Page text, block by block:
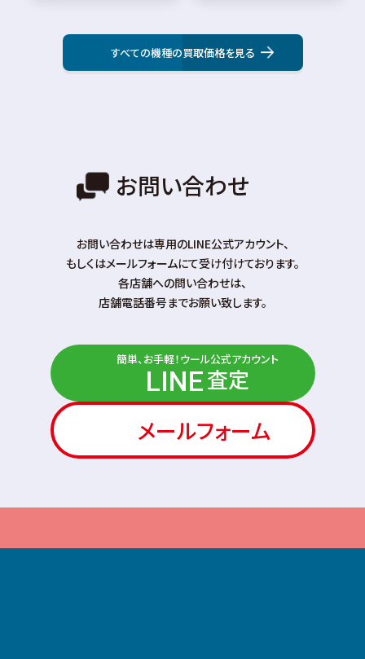
すべての機種の買取価格を見る
お問い合わせ
お問い合わせは専⽤のLINE公式アカウント、
もしくはメールフォームにて受け付けております。
各店舗への問い合わせは、
店舗電話番号までお願い致します。
簡単、お手軽！ウール公式アカウント
LINE査定
メールフォーム